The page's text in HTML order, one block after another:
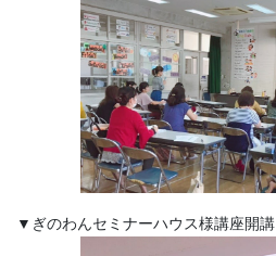
▼ぎのわんセミナーハウス様講座開講